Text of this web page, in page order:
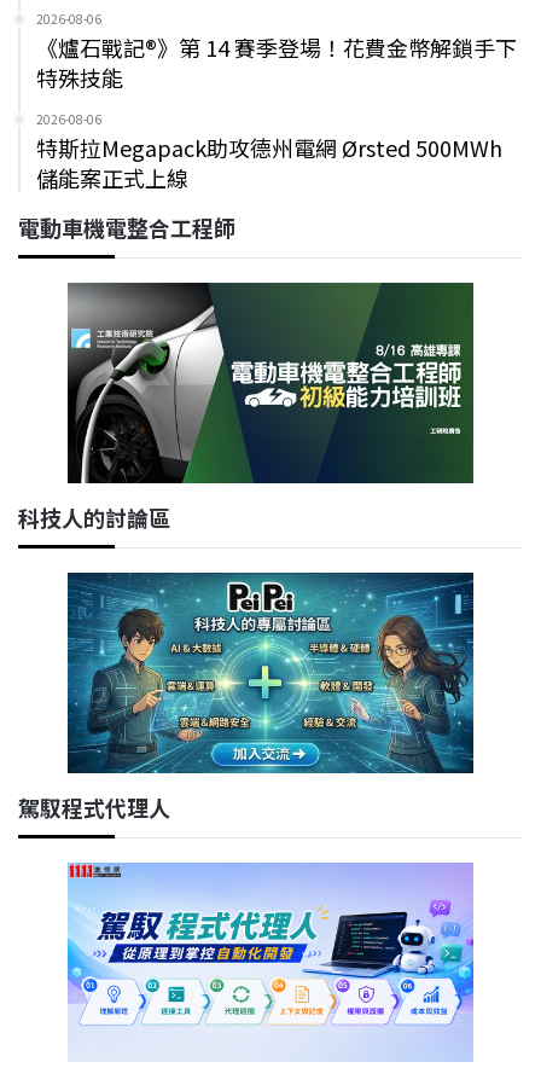
2026-08-06
《爐石戰記®》第 14 賽季登場！花費金幣解鎖手下
特殊技能
2026-08-06
特斯拉Megapack助攻德州電網 Ørsted 500MWh
儲能案正式上線
電動車機電整合工程師
科技人的討論區
駕馭程式代理人